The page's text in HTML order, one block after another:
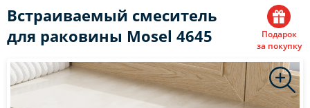
Встраиваемый смеситель
для раковины Mosel 4645
Подарок
за покупку